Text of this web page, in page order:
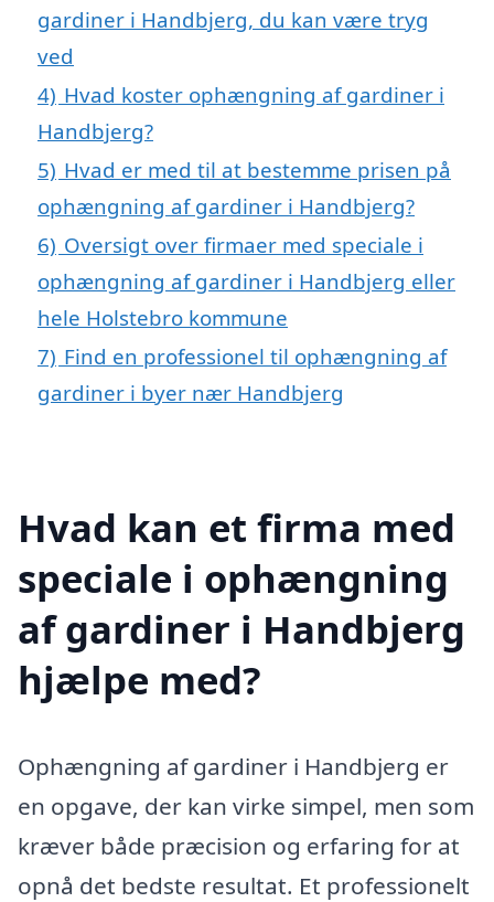
gardiner i Handbjerg, du kan være tryg
ved
4) Hvad koster ophængning af gardiner i
Handbjerg?
5) Hvad er med til at bestemme prisen på
ophængning af gardiner i Handbjerg?
6) Oversigt over firmaer med speciale i
ophængning af gardiner i Handbjerg eller
hele Holstebro kommune
7) Find en professionel til ophængning af
gardiner i byer nær Handbjerg
Hvad kan et firma med
speciale i ophængning
af gardiner i Handbjerg
hjælpe med?
Ophængning af gardiner i Handbjerg er
en opgave, der kan virke simpel, men som
kræver både præcision og erfaring for at
opnå det bedste resultat. Et professionelt